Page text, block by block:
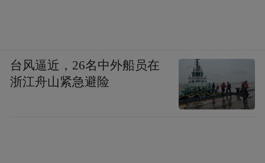
台风逼近，26名中外船员在
浙江舟山紧急避险